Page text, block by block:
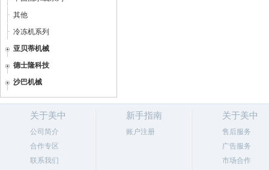
其他
冷冻机系列
亚贝蒂机械
德士隆科技
沙巴机械
关于美中
公司简介
合作专区
联系我们
新手指南
账户注册
关于美中
售后服务
广告服务
市场合作